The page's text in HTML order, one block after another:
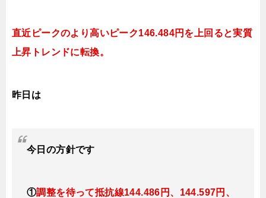
直近ピークのより高いピーク146.484円を上回ると実質
上昇トレンドに転換。
昨日は
今日 の方針です
①調整を待って抵抗線144.486 円、144.597円 、